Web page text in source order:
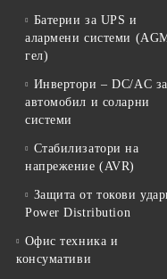
Батерии за UPS и
алармени системи
гел)
Инвертори – DC/AC за
автомобил и соларни
системи
Стабилизатори на
напрежение (AVR)
Защита от токови
Power Distribution
Офис техника и
консумативи